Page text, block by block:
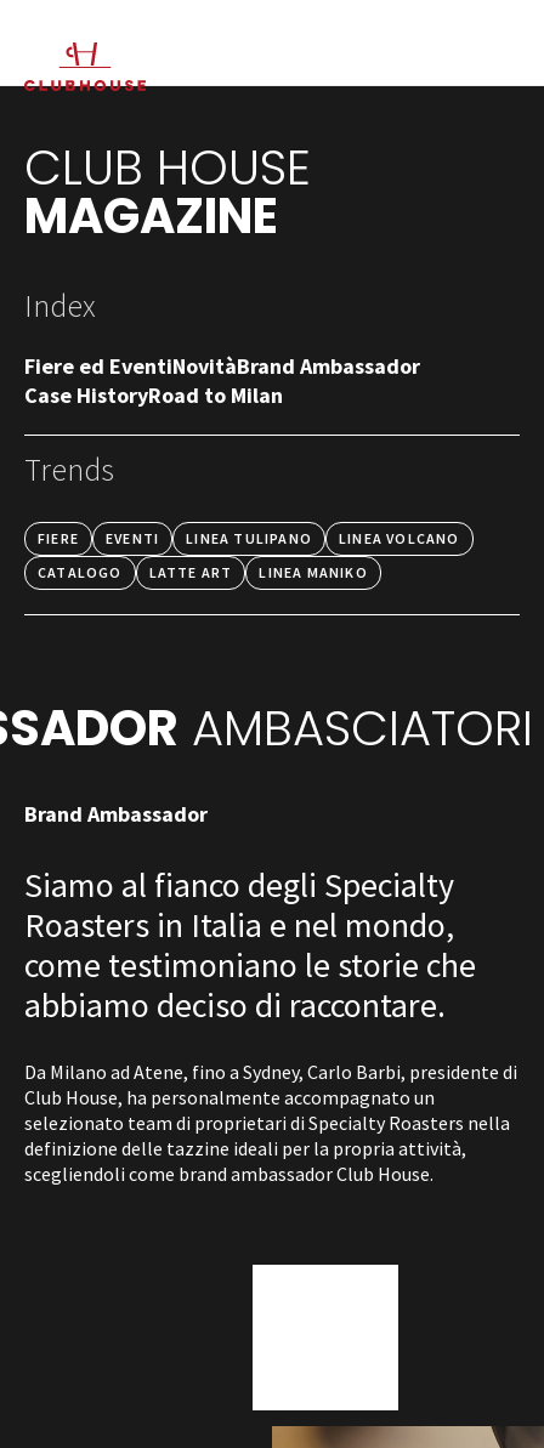
EN
CLUB HOUSE
MAGAZINE
Index
Fiere ed EventiNovitàBrand Ambassador
Case HistoryRoad to Milan
Trends
FIERE EVENTI LINEA TULIPANO
LINEA VOLCANO
CATALOGO
LATTE ART LINEA MANIKO
Brand Ambassador
Siamo al fianco degli Specialty
Roasters in Italia e nel mondo,
come testimoniano le storie che
abbiamo deciso di raccontare.
Da Milano ad Atene, fino a Sydney, Carlo Barbi, presidente di
Club House, ha personalmente accompagnato un
selezionato team di proprietari di Specialty Roasters nella
definizione delle tazzine ideali per la propria attività,
scegliendoli come brand ambassador Club House.